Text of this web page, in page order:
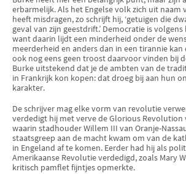
erbarmelijk. Als het Engelse volk zich uit naam
heeft misdragen, zo schrijft hij, ‘getuigen die
geval van zijn geestdrift.’ Democratie is
want daarin lijdt een minderheid onder de
meerderheid en anders dan in een tirannie
ook nog eens geen troost daarvoor vinden bij
Burke uitstekend dat je de ambten van de
in Frankrijk kon kopen: dat droeg bij aan hun
karakter.
De schrijver mag elke vorm van revolutie
verdedigt hij met verve de Glorious Revolution
waarin stadhouder Willem III van Oranje-
staatsgreep aan de macht kwam om van de
in Engeland af te komen. Eerder had hij als
Amerikaanse Revolutie verdedigd, zoals Mary
kritisch pamflet fijntjes opmerkte.